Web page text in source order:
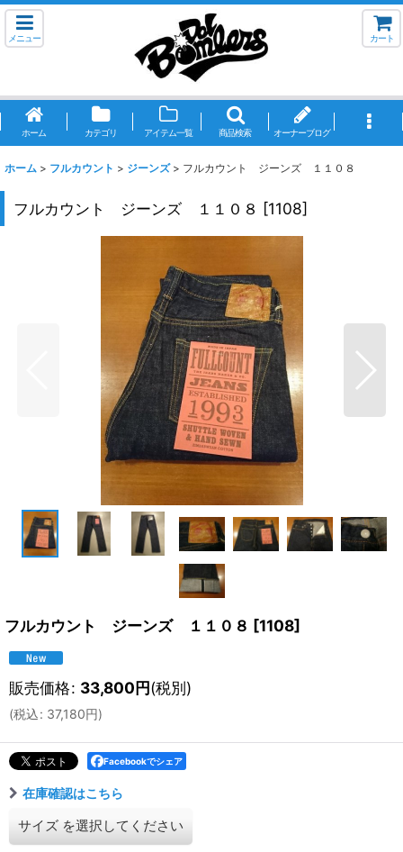
メニュー カート
ホーム カテゴリ アイテム一覧 商品検索 オーナーブログ
ホーム > フルカウント > ジーンズ > フルカウント ジーンズ １１０８
フルカウント ジーンズ １１０８ [1108]
フルカウント ジーンズ １１０８ [1108]
販売価格: 33,800円(税別)
(税込: 37,180円)
Facebookでシェア
在庫確認はこちら
サイズ を選択してください